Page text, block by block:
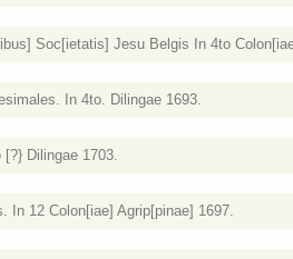
Soc[ietatis] Jesu Belgis In 4to
In 4to. Dilingae 1693.
Dilingae 1703.
In 12 Colon[iae] Agrip[pinae] 1697.